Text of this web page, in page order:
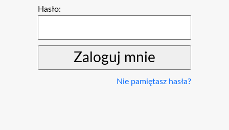
Hasło:
Nie pamiętasz hasła?